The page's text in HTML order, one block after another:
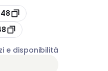
e disponibilità